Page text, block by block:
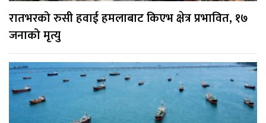
रातभरको रुसी हवाई हमलाबाट किएभ क्षेत्र प्रभावित, १७
जनाको मृत्यु